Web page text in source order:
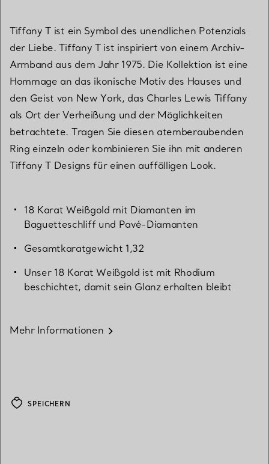
Tiffany T ist ein Symbol des unendlichen Potenzials
der Liebe. Tiffany T ist inspiriert von einem Archiv-
Armband aus dem Jahr 1975. Die Kollektion ist eine
Hommage an das ikonische Motiv des Hauses und
den Geist von New York, das Charles Lewis Tiffany
als Ort der Verheißung und der Möglichkeiten
betrachtete. Tragen Sie diesen atemberaubenden
Ring einzeln oder kombinieren Sie ihn mit anderen
Tiffany T Designs für einen auffälligen Look.
18 Karat Weißgold mit Diamanten im
Baguetteschliff und Pavé-Diamanten
Gesamtkaratgewicht 1,32
Unser 18 Karat Weißgold ist mit Rhodium
beschichtet, damit sein Glanz erhalten bleibt
Mehr Informationen
SPEICHERN